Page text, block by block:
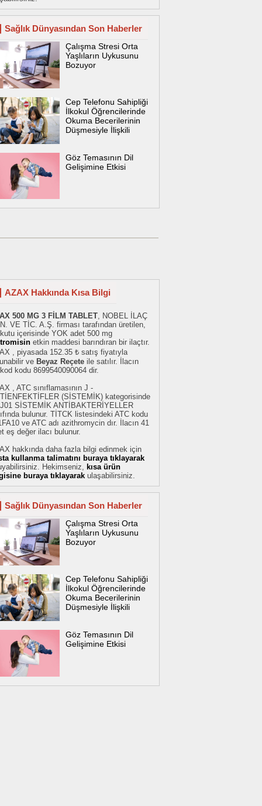
Sağlık Dünyasından Son Haberler
Çalışma Stresi Orta
Yaşlıların Uykusunu
Bozuyor
Cep Telefonu Sahipliği
İlkokul Öğrencilerinde
Okuma Becerilerinin
Düşmesiyle İlişkili
Göz Temasının Dil
Gelişimine Etkisi
AZAX Hakkında Kısa Bilgi
500 MG 3 FİLM TABLET, NOBEL İLAÇ
VE TİC. A.Ş. firması tarafından üretilen,
içerisinde YOK adet 500 mg
etkin maddesi barındıran bir ilaçtır.
, piyasada 152.35 ₺ satış fiyatıyla
ve Beyaz Reçete ile satılır. İlacın
kodu 8699540090064 dir.
, ATC sınıflamasının J -
(SİSTEMİK) kategorisinde
SİSTEMİK ANTİBAKTERİYELLER
bulunur. TİTCK listesindeki ATC kodu
ve ATC adı azithromycin dır. İlacın 41
eş değer ilacı bulunur.
hakkında daha fazla bilgi edinmek için
kullanma talimatını buraya tıklayarak
Hekimseniz, kısa ürün
buraya tıklayarak ulaşabilirsiniz.
Sağlık Dünyasından Son Haberler
Çalışma Stresi Orta
Yaşlıların Uykusunu
Bozuyor
Cep Telefonu Sahipliği
İlkokul Öğrencilerinde
Okuma Becerilerinin
Düşmesiyle İlişkili
Göz Temasının Dil
Gelişimine Etkisi